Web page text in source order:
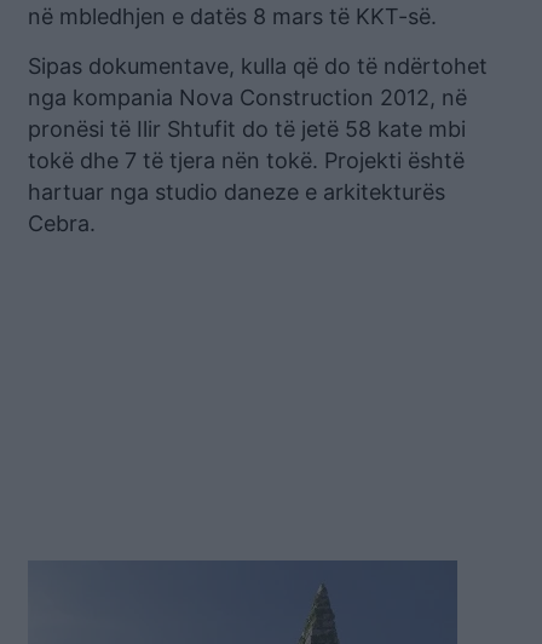
në mbledhjen e datës 8 mars të KKT-së.
Sipas dokumentave, kulla që do të ndërtohet
nga kompania Nova Construction 2012, në
pronësi të Ilir Shtufit do të jetë 58 kate mbi
tokë dhe 7 të tjera nën tokë. Projekti është
hartuar nga studio daneze e arkitekturës
Cebra.